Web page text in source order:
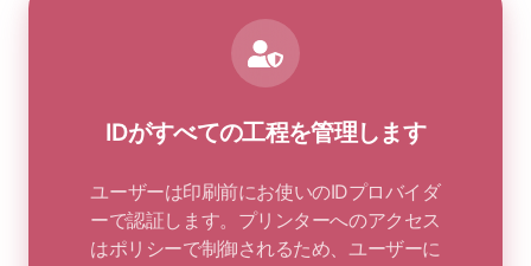
IDがすべての工程を管理します
ユーザーは印刷前にお使いのIDプロバイダ
ーで認証します。プリンターへのアクセス
はポリシーで制御されるため、ユーザーに